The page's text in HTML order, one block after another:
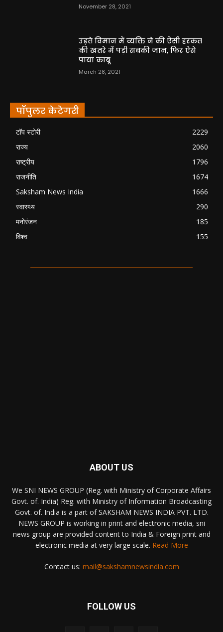
November 28, 2021
उड़ते विमान में व्यक्ति ने की ऐसी हरकत
की खतरे में पड़ी सबकी जान, फिर ऐसे
पाया काबू
March 28, 2021
पॉपुलर केटेगरी
टॉप स्टोरी
2229
राज्य
2060
राष्ट्रीय
1796
राजनीति
1674
Saksham News India
1666
स्वास्थ्य
290
मनोरंजन
185
विश्व
155
ABOUT US
We SNI NEWS GROUP (Reg. with Ministry of Corporate Affairs
Govt. of. India) Reg. with Ministry of Information Broadcasting
Govt. of. India is a part of SAKSHAM NEWS INDIA PVT. LTD.
NEWS GROUP is working in print and electronic media, sni
news group are provided content to India & Foreign print and
electronic media at very large scale. Read More
Contact us: mail@sakshamnewsindia.com
FOLLOW US